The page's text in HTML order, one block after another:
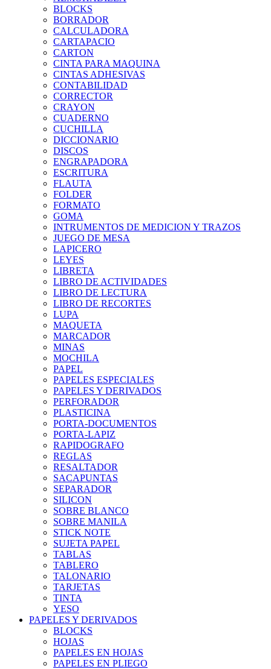
BLOCKS
BORRADOR
CALCULADORA
CARTAPACIO
CARTON
CINTA PARA MAQUINA
CINTAS ADHESIVAS
CONTABILIDAD
CORRECTOR
CRAYON
CUADERNO
CUCHILLA
DICCIONARIO
DISCOS
ENGRAPADORA
ESCRITURA
FLAUTA
FOLDER
FORMATO
GOMA
INTRUMENTOS DE MEDICION Y TRAZOS
JUEGO DE MESA
LAPICERO
LEYES
LIBRETA
LIBRO DE ACTIVIDADES
LIBRO DE LECTURA
LIBRO DE RECORTES
LUPA
MAQUETA
MARCADOR
MINAS
MOCHILA
PAPEL
PAPELES ESPECIALES
PAPELES Y DERIVADOS
PERFORADOR
PLASTICINA
PORTA-DOCUMENTOS
PORTA-LAPIZ
RAPIDOGRAFO
REGLAS
RESALTADOR
SACAPUNTAS
SEPARADOR
SILICON
SOBRE BLANCO
SOBRE MANILA
STICK NOTE
SUJETA PAPEL
TABLAS
TABLERO
TALONARIO
TARJETAS
TINTA
YESO
PAPELES Y DERIVADOS
BLOCKS
HOJAS
PAPELES EN HOJAS
PAPELES EN PLIEGO